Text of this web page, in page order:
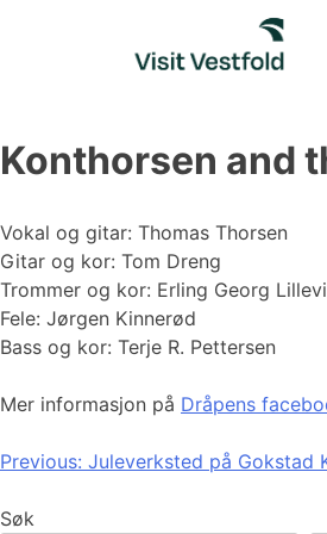
Konthorsen and
Vokal og gitar: Thomas Thorsen
Gitar og kor: Tom Dreng
Trommer og kor: Erling Georg
Fele: Jørgen Kinnerød
Bass og kor: Terje R. Pettersen
Mer informasjon på Dråpens
Innleggsnavigasjon
Previous: Juleverksted på Gokstad
Søk